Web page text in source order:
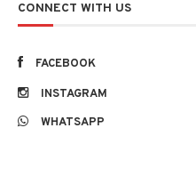
CONNECT WITH US
FACEBOOK
INSTAGRAM
WHATSAPP